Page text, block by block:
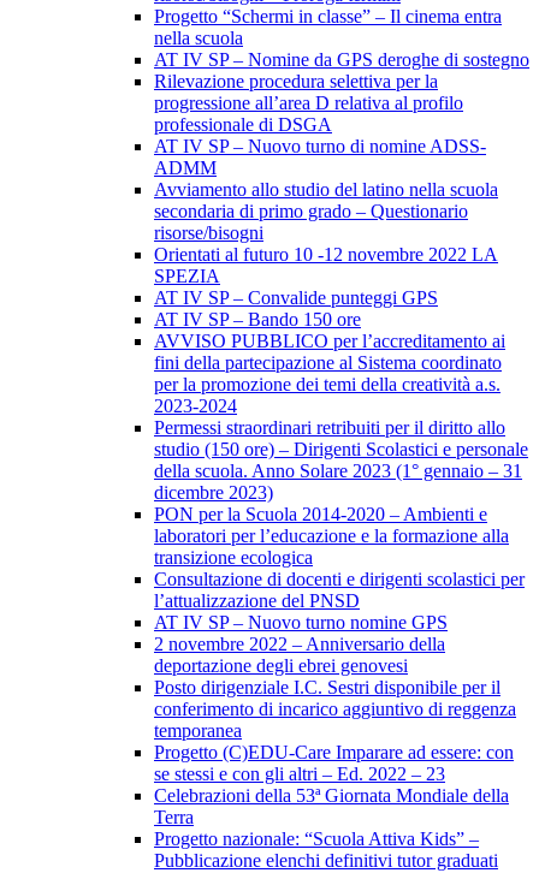
Progetto “Schermi in classe” – Il cinema entra
nella scuola
AT IV SP – Nomine da GPS deroghe di sostegno
Rilevazione procedura selettiva per la
progressione all’area D relativa al profilo
professionale di DSGA
AT IV SP – Nuovo turno di nomine ADSS-
ADMM
Avviamento allo studio del latino nella scuola
secondaria di primo grado – Questionario
risorse/bisogni
Orientati al futuro 10 -12 novembre 2022 LA
SPEZIA
AT IV SP – Convalide punteggi GPS
AT IV SP – Bando 150 ore
AVVISO PUBBLICO per l’accreditamento ai
fini della partecipazione al Sistema coordinato
per la promozione dei temi della creatività a.s.
2023-2024
Permessi straordinari retribuiti per il diritto allo
studio (150 ore) – Dirigenti Scolastici e personale
della scuola. Anno Solare 2023 (1° gennaio – 31
dicembre 2023)
PON per la Scuola 2014-2020 – Ambienti e
laboratori per l’educazione e la formazione alla
transizione ecologica
Consultazione di docenti e dirigenti scolastici per
l’attualizzazione del PNSD
AT IV SP – Nuovo turno nomine GPS
2 novembre 2022 – Anniversario della
deportazione degli ebrei genovesi
Posto dirigenziale I.C. Sestri disponibile per il
conferimento di incarico aggiuntivo di reggenza
temporanea
Progetto (C)EDU-Care Imparare ad essere: con
se stessi e con gli altri – Ed. 2022 – 23
Celebrazioni della 53ª Giornata Mondiale della
Terra
Progetto nazionale: “Scuola Attiva Kids” –
Pubblicazione elenchi definitivi tutor graduati